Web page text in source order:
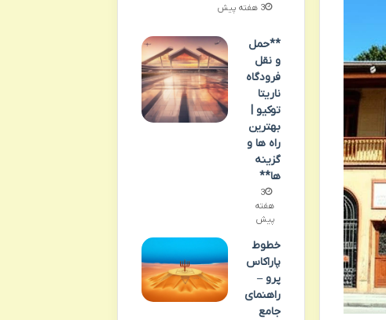
3 هفته پیش
**حمل
و نقل
فرودگاه
ناریتا
توکیو |
بهترین
راه ها و
گزینه
ها**
3
هفته
پیش
خطوط
پاراکاس
پرو –
راهنمای
جامع